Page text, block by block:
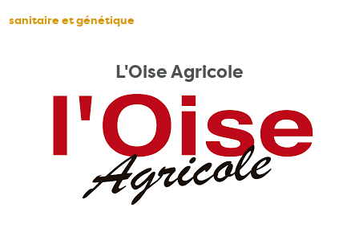
sanitaire et génétique
L'Oise Agricole